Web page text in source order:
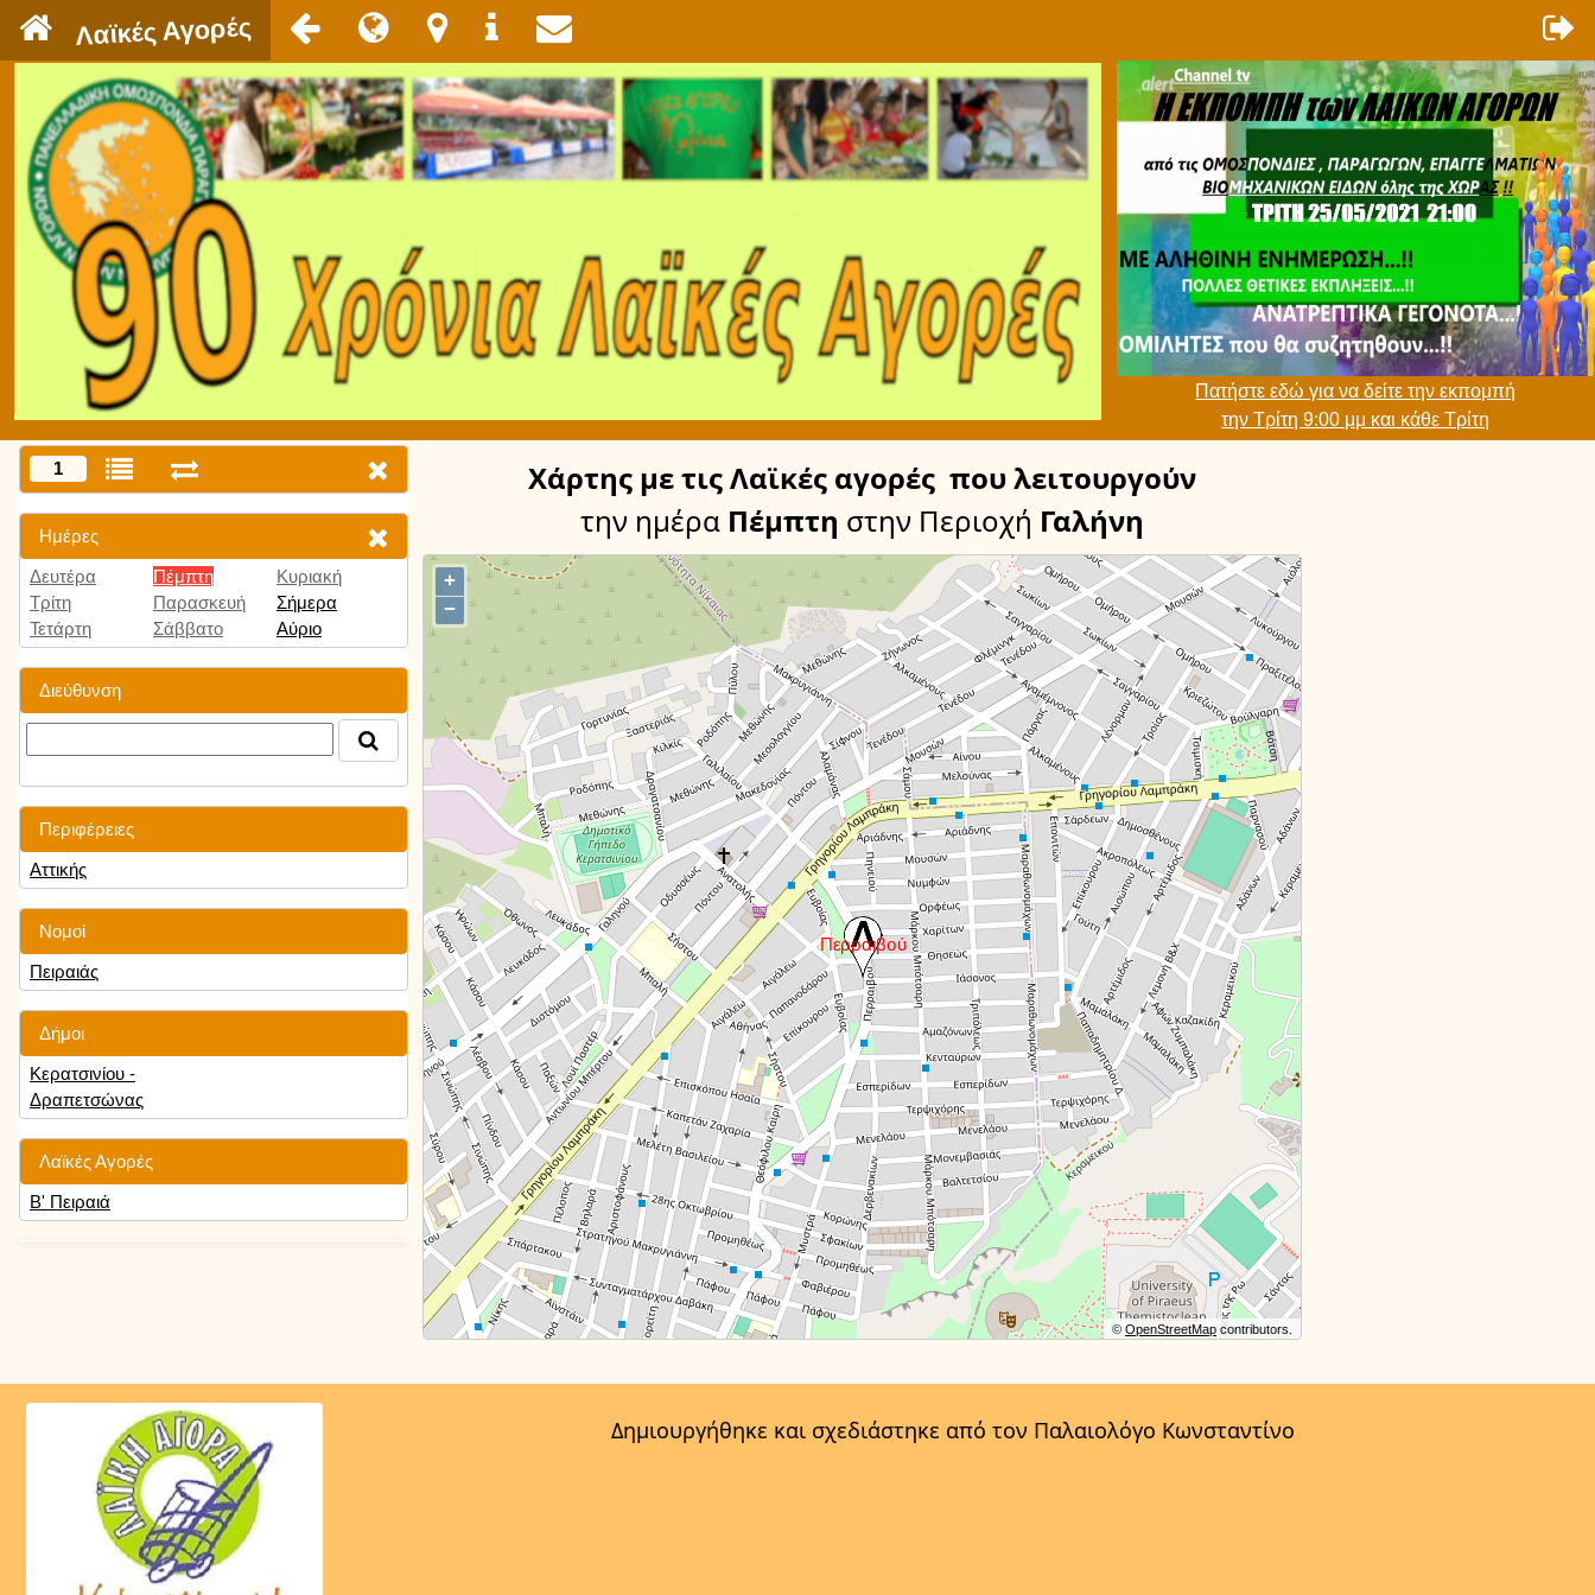
Λαϊκές Αγορές
Πατήστε εδώ για να δείτε την εκπομπή
την Τρίτη 9:00 μμ και κάθε Τρίτη
1
Ημέρες
Δευτέρα
Τρίτη
Τετάρτη
Πέμπτη
Παρασκευή
Σάββατο
Κυριακή
Σήμερα
Αύριο
Διεύθυνση
Περιφέρειες
Αττικής
Νομοί
Πειραιάς
Δήμοι
Κερατσινίου -
Δραπετσώνας
Λαϊκές Αγορές
Β' Πειραιά
Χάρτης με τις Λαϊκές αγορές που λειτουργούν
την ημέρα Πέμπτη στην Περιοχή Γαλήνη
+
−
©OpenStreetMap contributors.
Δημιουργήθηκε και σχεδιάστηκε από τον Παλαιολόγο Κωνσταντίνο